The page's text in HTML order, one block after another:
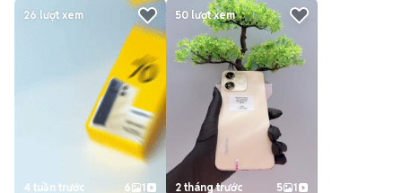
26 lượt xem
4 tuần trước 6 1
50 lượt xem
2 tháng trước 5 1